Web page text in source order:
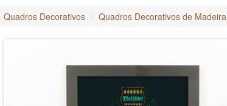
Quadros Decorativos Quadros Decorativos de Madeira